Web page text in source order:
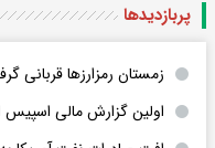
پربازدید‌ها
زمستان رمزارزها قربانی
اولین گزارش مالی